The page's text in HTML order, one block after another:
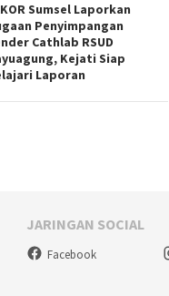
Sumsel Laporkan
Penyimpangan
Cathlab RSUD
Kejati Siap
Laporan
JARINGAN SOCIAL
Facebook